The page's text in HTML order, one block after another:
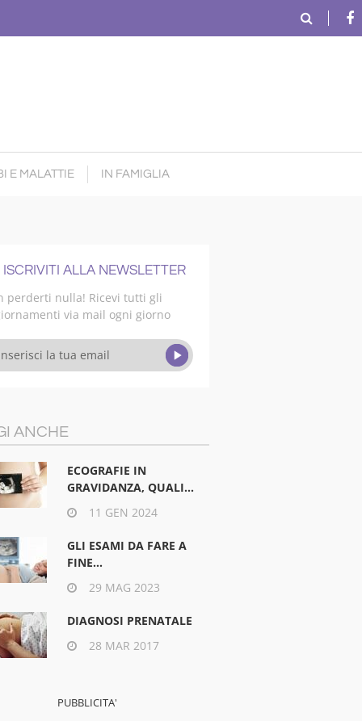
E MALATTIE IN FAMIGLIA
ISCRIVITI ALLA NEWSLETTER
perderti nulla! Ricevi tutti gli
via mail ogni giorno
ANCHE
ECOGRAFIE IN
GRAVIDANZA, QUALI...
11 GEN 2024
GLI ESAMI DA FARE A
FINE...
29 MAG 2023
DIAGNOSI PRENATALE
28 MAR 2017